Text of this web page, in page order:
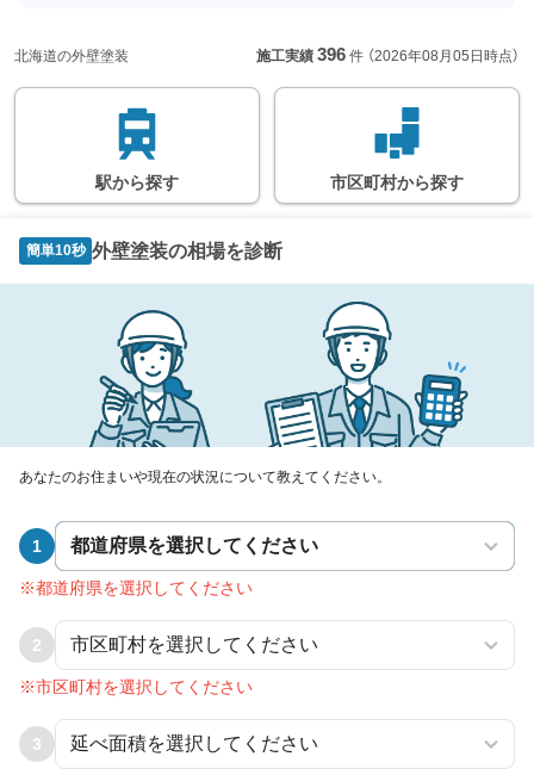
ださい。
北海道の外壁塗装 施工実績 396 件 （2026年08月05日時点）
駅から探す 市区町村から探す
簡単10秒 外壁塗装の相場を診断
あなたのお住まいや現在の状況について教えてください。
1
※都道府県を選択してください
2
※市区町村を選択してください
3